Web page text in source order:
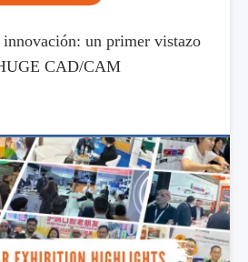
innovación: un primer vistazo
CAD/CAM